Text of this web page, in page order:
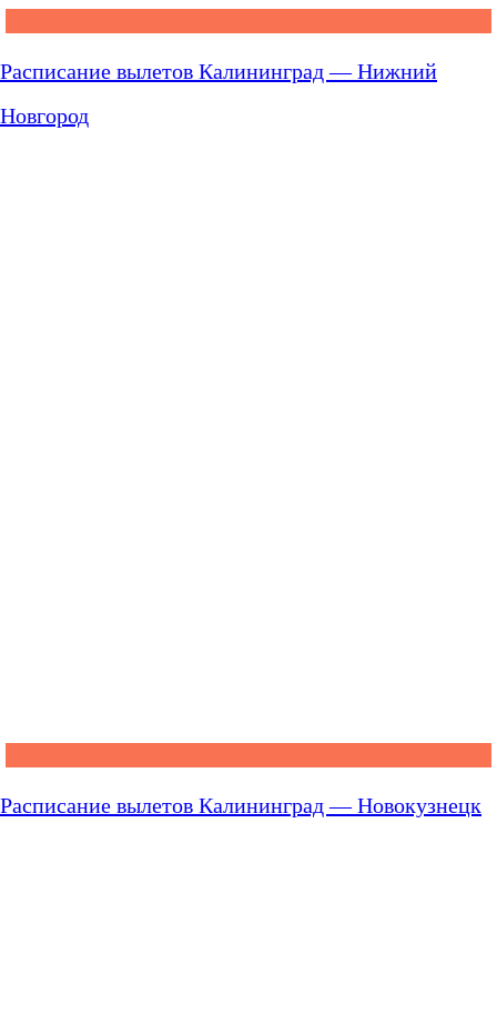
Расписание вылетов Калининград — Нижний
Новгород
Расписание вылетов Калининград — Новокузнецк